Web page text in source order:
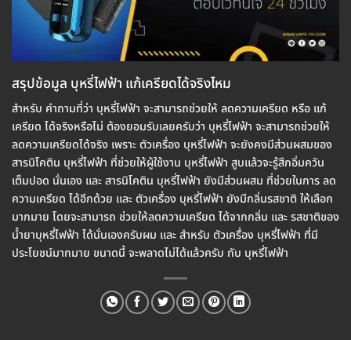
สรุปข้อมูล บุหรี่ไฟฟ้า แก้เครียดได้จริงไหม
สำหรับ คำถามที่ว่า บุหรี่ไฟฟ้า จะสามารถช่วยให้ ลดความเครียด หรือ แก้
เครียด ได้จริงหรือไม่ ต้องยอมรับเลยครับว่า บุหรี่ไฟฟ้า จะสามารถช่วยให้
ลดความเครียดได้จริง เพราะ ตัวเครื่อง บุหรี่ไฟฟ้า จะยังคงมีส่วนผสมของ
สารนิโคติน บุหรี่ไฟฟ้า ที่ช่วยให้ผู้ใช้งาน บุหรี่ไฟฟ้า สูบแล้วจะรู้สึกอิ่มควัน
เต็มปอด นั่นเอง และ สารนิโคติน บุหรี่ไฟฟ้า ยังมีส่วนผสม ที่ช่วยในการ ลด
ความเครียด ได้อีกด้วย และ ตัวเครื่อง บุหรี่ไฟฟ้า ยังมีกลิ่นรสชาติ ให้เลือก
มากมาย โดยจะสามารถ ช่วยให้ลดความเครียด ได้จากกลิ่น และ รสชาติของ
น้ำยาบุหรี่ไฟฟ้า ได้นั่นเองครับผม และ สำหรับ ตัวเครื่อง บุหรี่ไฟฟ้า ที่มี
ประโยชน์มากมาย ขนาดนี้ จะพลาดไม่ได้แล้วครับ กับ บุหรี่ไฟฟ้า